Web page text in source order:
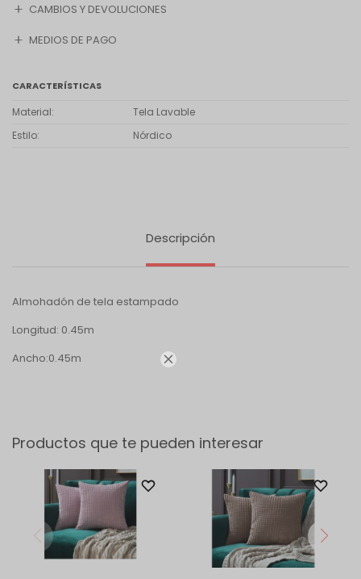

CAMBIOS Y DEVOLUCIONES
MEDIOS DE PAGO
CARACTERÍSTICAS
Material
Tela Lavable
Estilo
Nórdico
Descripción
Almohadón de tela estampado
Longitud: 0.45m
Ancho:0.45m
Productos que te pueden interesar